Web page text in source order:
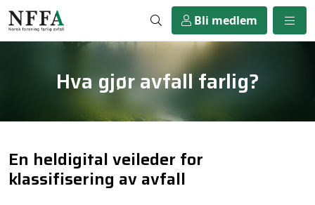
Bli medlem
Hva gjør avfall farlig?
En heldigital veileder for
klassifisering av avfall